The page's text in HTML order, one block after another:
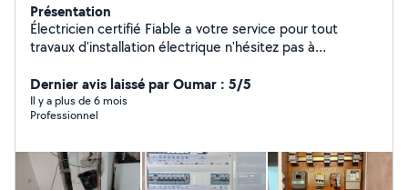
Présentation
Électricien certifié Fiable a votre service pour tout
travaux d'installation électrique n'hésitez pas à
Dernier avis laissé par Oumar : 5/5
Il y a plus de 6 mois
Professionnel